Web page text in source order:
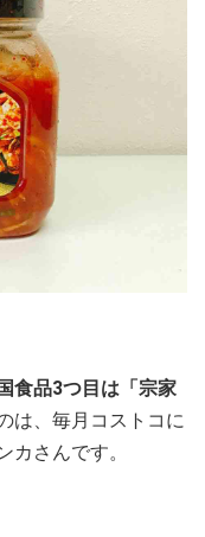
食品3つ目は「宗家
は、毎月コストコに
さんです。